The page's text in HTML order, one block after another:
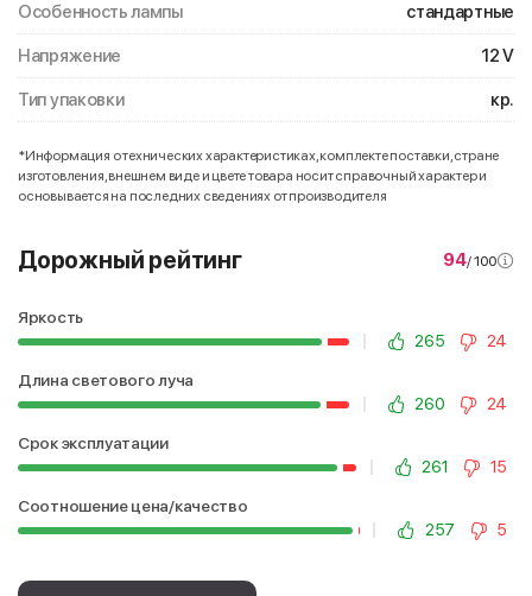
Особенность лампы стандартные
Напряжение 12 V
Тип упаковки кр.
*Информация о технических характеристиках, комплекте поставки, стране
изготовления, внешнем виде и цвете товара носит справочный характер и
основывается на последних сведениях от производителя
Дорожный рейтинг 94/ 100
Яркость
265
24
Длина светового луча
260
24
Срок эксплуатации
261
15
Соотношение цена/качество
257
5